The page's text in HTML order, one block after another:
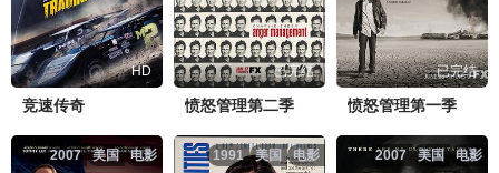
HD
竞速传奇
已完结
愤怒管理第二季
已完结
愤怒管理第一季
电影
美国
2007 电影
美国
1991 电影
美国
2007